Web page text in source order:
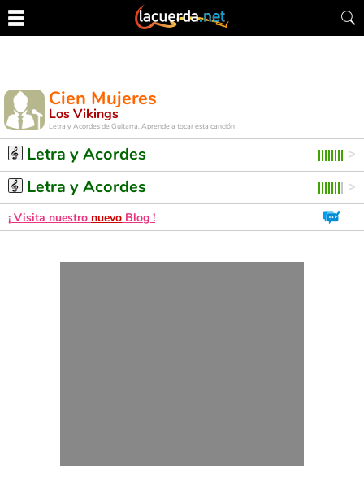
Cien Mujeres
Los Vikings
Letra y Acordes de Guitarra. Aprende a tocar esta canción
Letra y Acordes
Letra y Acordes
¡ Visita nuestro nuevo Blog !